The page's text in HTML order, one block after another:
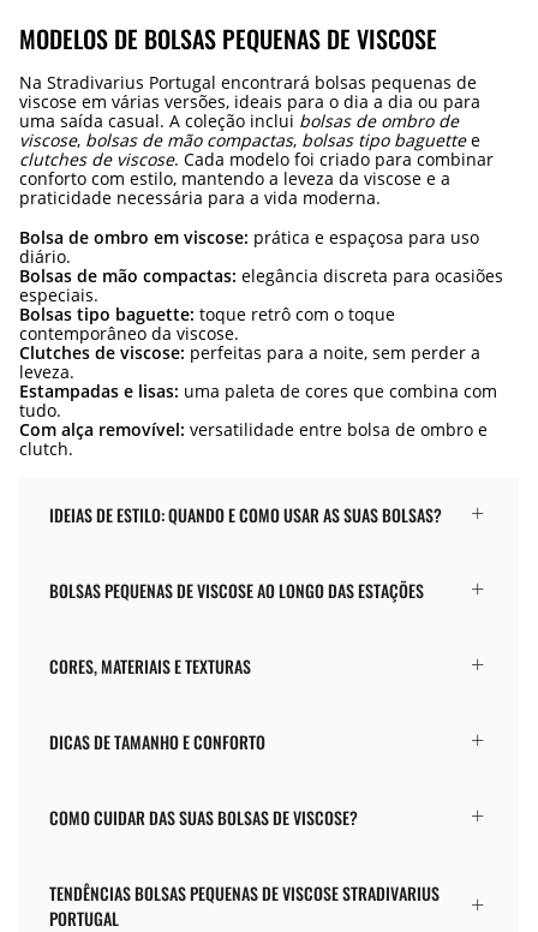
MODELOS DE BOLSAS PEQUENAS DE VISCOSE
Na Stradivarius Portugal encontrará bolsas pequenas de
viscose em várias versões, ideais para o dia a dia ou para
uma saída casual. A coleção inclui bolsas de ombro de
viscose, bolsas de mão compactas, bolsas tipo baguettee
clutches de viscose. Cada modelo foi criado para combinar
conforto com estilo, mantendo a leveza da viscose e a
praticidade necessária para a vida moderna.
Bolsa de ombro em viscose: prática e espaçosa para uso
diário.
Bolsas de mão compactas: elegância discreta para ocasiões
especiais.
Bolsas tipo baguette: toque retrô com o toque
contemporâneo da viscose.
Clutches de viscose: perfeitas para a noite, sem perder a
leveza.
Estampadas e lisas: uma paleta de cores que combina com
tudo.
Com alça removível: versatilidade entre bolsa de ombro e
clutch.
IDEIAS DE ESTILO: QUANDO E COMO USAR AS SUAS BOLSAS?
BOLSAS PEQUENAS DE VISCOSE AO LONGO DAS ESTAÇÕES
CORES, MATERIAIS E TEXTURAS
DICAS DE TAMANHO E CONFORTO
COMO CUIDAR DAS SUAS BOLSAS DE VISCOSE?
TENDÊNCIAS BOLSAS PEQUENAS DE VISCOSE STRADIVARIUS
PORTUGAL